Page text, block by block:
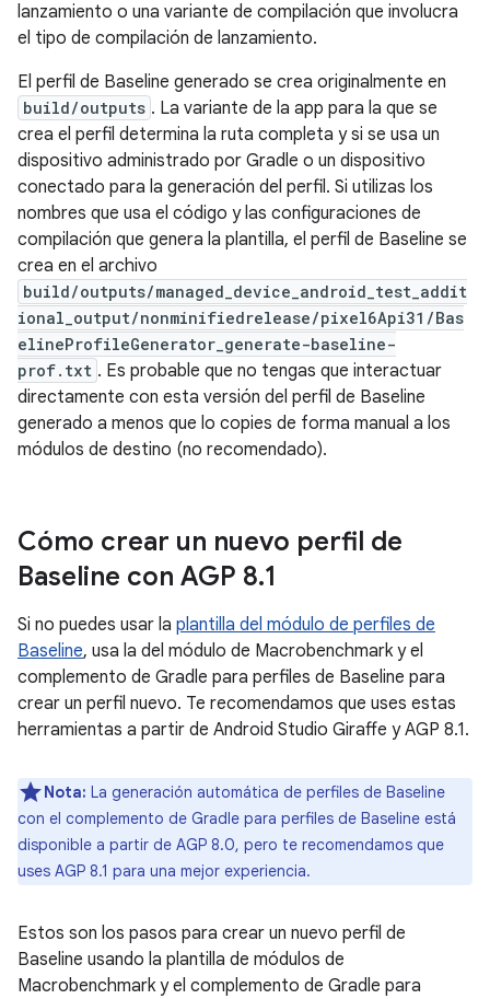
lanzamiento o una variante de compilación que involucra
el tipo de compilación de lanzamiento.
El perfil de Baseline generado se crea originalmente en
build/outputs . La variante de la app para la que se
crea el perfil determina la ruta completa y si se usa un
dispositivo administrado por Gradle o un dispositivo
conectado para la generación del perfil. Si utilizas los
nombres que usa el código y las configuraciones de
compilación que genera la plantilla, el perfil de Baseline se
crea en el archivo
build/outputs/managed_device_android_test_addit
ional_output/nonminifiedrelease/pixel6Api31/Bas
elineProfileGenerator_generate-baseline-
prof.txt . Es probable que no tengas que interactuar
directamente con esta versión del perfil de Baseline
generado a menos que lo copies de forma manual a los
módulos de destino (no recomendado).
Cómo crear un nuevo perfil de
Baseline con AGP 8.1
Si no puedes usar la plantilla del módulo de perfiles de
Baseline, usa la del módulo de Macrobenchmark y el
complemento de Gradle para perfiles de Baseline para
crear un perfil nuevo. Te recomendamos que uses estas
herramientas a partir de Android Studio Giraffe y AGP 8.1.
Nota: La generación automática de perfiles de Baseline
con el complemento de Gradle para perfiles de Baseline está
disponible a partir de AGP 8.0, pero te recomendamos que
uses AGP 8.1 para una mejor experiencia.
Estos son los pasos para crear un nuevo perfil de
Baseline usando la plantilla de módulos de
Macrobenchmark y el complemento de Gradle para